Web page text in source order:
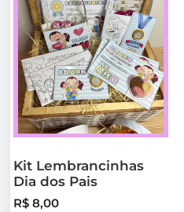
Kit Lembrancinhas
Dia dos Pais
R$ 8,00